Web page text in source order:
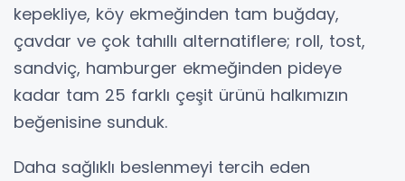
kepekliye, köy ekmeğinden tam buğday,
çavdar ve çok tahıllı alternatiflere; roll, tost,
sandviç, hamburger ekmeğinden pideye
kadar tam 25 farklı çeşit ürünü halkımızın
beğenisine sunduk.
Daha sağlıklı beslenmeyi tercih eden